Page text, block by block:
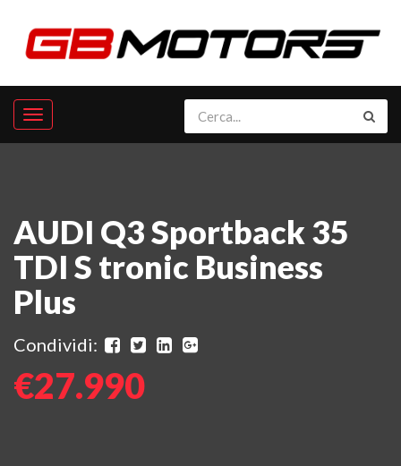
AUDI Q3 Sportback 35
TDI S tronic Business
Plus
Condividi:
€27.990